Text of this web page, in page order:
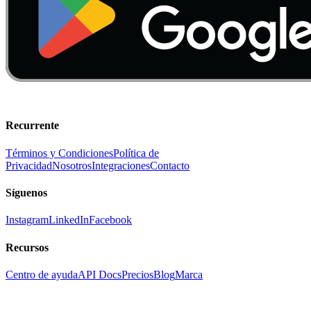
Recurrente
Términos y CondicionesPolítica de
PrivacidadNosotrosIntegracionesContacto
Síguenos
InstagramLinkedInFacebook
Recursos
Centro de ayudaAPI DocsPreciosBlogMarca